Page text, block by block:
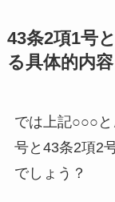
43条2項1号
る具体的内容
では上記○○○
号と43条2項2
でしょう？